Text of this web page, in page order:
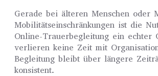
Gerade bei älteren Menschen oder
Mobilitätseinschränkungen ist die
Online-Trauerbegleitung ein echter
verlieren keine Zeit mit
Begleitung bleibt über längere
konsistent.